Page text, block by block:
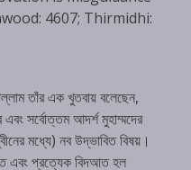
4607; Thirmidhi:
তাঁর এক খুতবায় বলেছেন,
সর্বোত্তম আদর্শ মুহাম্মদের
মধ্যে) নব উদ্ভাবিত বিষয়।
এবং প্রত্যেক বিদআত হল